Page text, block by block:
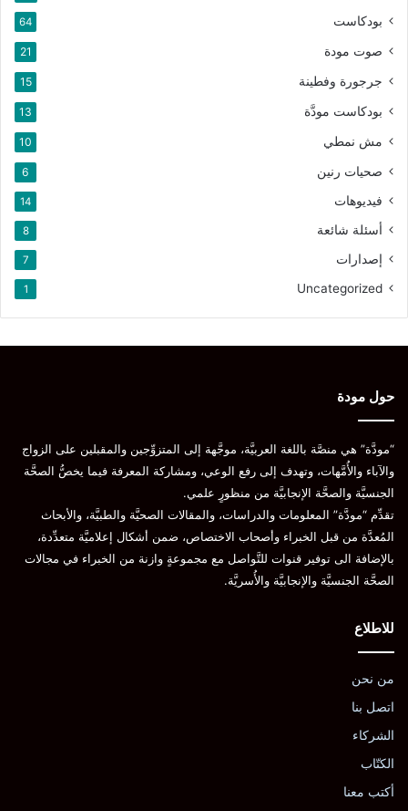
بودكاست 64
صوت مودة 21
جرجورة وفطينة 15
بودكاست مودَّة 13
مش نمطي 10
صحيات رنين 6
فيديوهات 14
أسئلة شائعة 8
إصدارات 7
Uncategorized
1
حول مودة
“مودَّة” هي منصَّة باللغة العربيَّة، موجَّهة إلى المتزوِّجين والمقبلين على الزواج
والآباء والأُمَّهات، وتهدف إلى رفع الوعي، ومشاركة المعرفة فيما يخصُّ الصحَّة
الجنسيَّة والصحَّة الإنجابيَّة من منظورٍ علمي.
تقدِّم “مودَّة” المعلومات والدراسات، والمقالات الصحيَّة والطبيَّة، والأبحاث
المُعدَّة من قبل الخبراء وأصحاب الاختصاص، ضمن أشكال إعلاميَّة متعدِّدة،
بالإضافة الى توفير قنوات للتَّواصل مع مجموعةٍ وازنة من الخبراء في مجالات
الصحَّة الجنسيَّة والإنجابيَّة والأُسريَّة.
للاطلاع
من نحن
اتصل بنا
الشركاء
الكتّاب
أكتب معنا